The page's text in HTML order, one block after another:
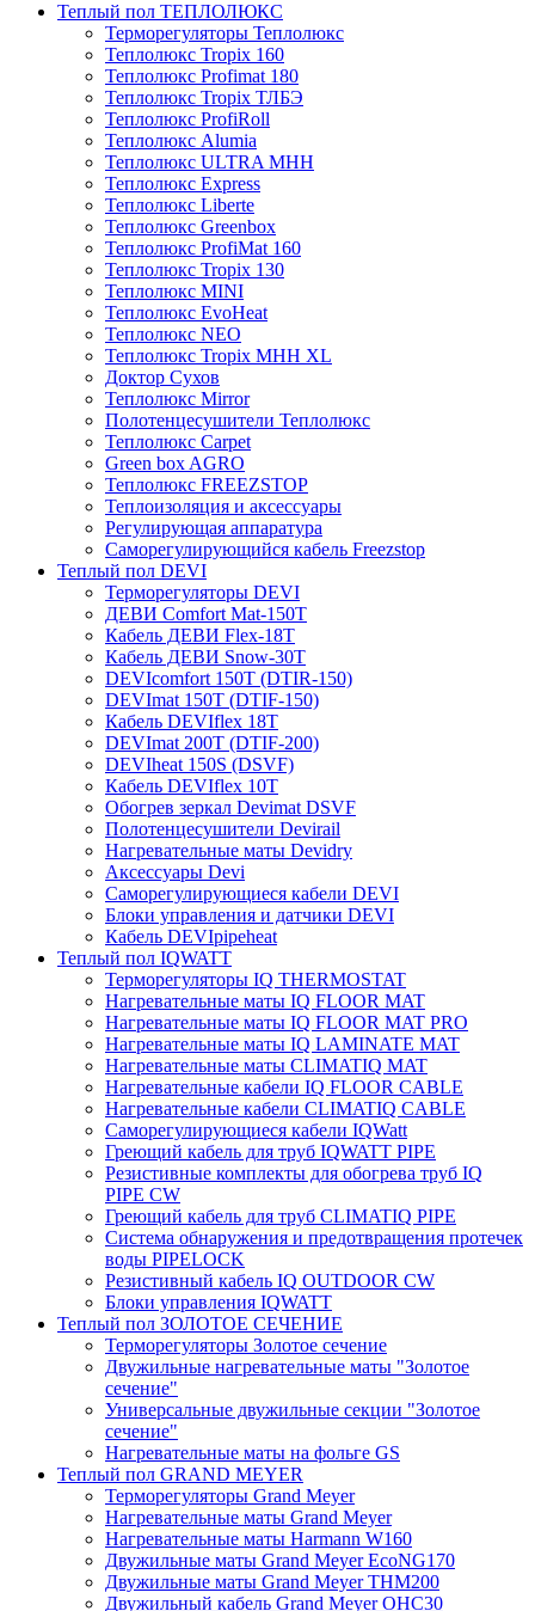
Теплый пол ТЕПЛОЛЮКС
Терморегуляторы Теплолюкс
Теплолюкс Tropix 160
Теплолюкс Profimat 180
Теплолюкс Tropix ТЛБЭ
Теплолюкс ProfiRoll
Теплолюкс Alumia
Теплолюкс ULTRA МНН
Теплолюкс Express
Теплолюкс Liberte
Теплолюкс Greenbox
Теплолюкс ProfiMat 160
Теплолюкс Tropix 130
Теплолюкс MINI
Теплолюкс EvoHeat
Теплолюкс NEO
Теплолюкс Tropix МНН XL
Доктор Сухов
Теплолюкс Mirror
Полотенцесушители Теплолюкс
Теплолюкс Carpet
Green box AGRO
Теплолюкс FREEZSTOP
Теплоизоляция и аксессуары
Регулирующая аппаратура
Cаморегулирующийся кабель Freezstop
Теплый пол DEVI
Терморегуляторы DEVI
ДЕВИ Comfort Mat-150T
Кабель ДЕВИ Flex-18T
Кабель ДЕВИ Snow-30T
DEVIcomfort 150T (DTIR-150)
DEVImat 150T (DTIF-150)
Кабель DEVIflex 18T
DEVImat 200T (DTIF-200)
DEVIheat 150S (DSVF)
Кабель DEVIflex 10T
Обогрев зеркал Devimat DSVF
Полотенцесушители Devirail
Нагревательные маты Devidry
Аксессуары Devi
Саморегулирующиеся кабели DEVI
Блоки управления и датчики DEVI
Кабель DEVIpipeheat
Теплый пол IQWATT
Терморегуляторы IQ THERMOSTAT
Нагревательные маты IQ FLOOR MAT
Нагревательные маты IQ FLOOR MAT PRO
Нагревательные маты IQ LAMINATE MAT
Нагревательные маты CLIMATIQ MAT
Нагревательные кабели IQ FLOOR CABLE
Нагревательные кабели CLIMATIQ CABLE
Саморегулирующиеся кабели IQWatt
Греющий кабель для труб IQWATT PIPE
Резистивные комплекты для обогрева труб IQ
PIPE CW
Греющий кабель для труб CLIMATIQ PIPE
Система обнаружения и предотвращения протечек
воды PIPELOCK
Резистивный кабель IQ OUTDOOR CW
Блоки управления IQWATT
Теплый пол ЗОЛОТОЕ СЕЧЕНИЕ
Терморегуляторы Золотое сечение
Двужильные нагревательные маты "Золотое
сечение"
Универсальные двужильные секции "Золотое
сечение"
Нагревательные маты на фольге GS
Теплый пол GRAND MEYER
Терморегуляторы Grand Meyer
Нагревательные маты Grand Meyer
Нагревательные маты Harmann W160
Двужильные маты Grand Meyer EcoNG170
Двужильные маты Grand Meyer THM200
Двужильный кабель Grand Meyer OHC30